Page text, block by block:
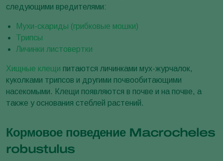
следующими вредителями:
Мухи-скариды (грибковые мошки)
Трипсы
Личинки листовертки
Хищные клещи питаются личинками мух-журчалок,
куколками трипсов и другими почвообитающими
насекомыми. Клещи появляются в почве и на почве, а
также у основания стеблей растений.
Кормовое поведение Macrocheles
robustulus